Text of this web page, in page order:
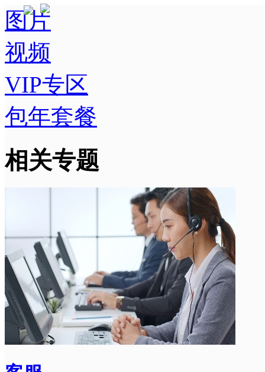
图片
视频
VIP专区
包年套餐
相关专题